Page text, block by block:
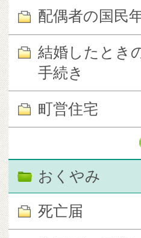
配偶者の国民
結婚したとき
手続き
町営住宅
おくやみ
死亡届